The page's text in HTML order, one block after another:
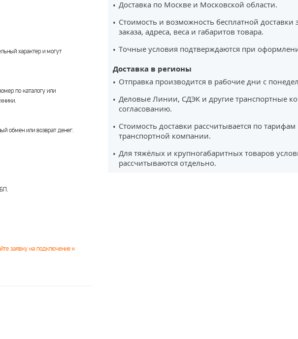
характер и могут
по каталогу или
обмен или возврат денег.
заявку на подключение к
Доставка по Москве и Московской области.
Стоимость и возможность бесплатной доставки
заказа, адреса, веса и габаритов товара.
Точные условия подтверждаются при
Доставка в регионы
Отправка производится в рабочие дни с
Деловые Линии, СДЭК и другие транспортные
согласованию.
Стоимость доставки рассчитывается по
транспортной компании.
Для тяжёлых и крупногабаритных товаров
рассчитываются отдельно.